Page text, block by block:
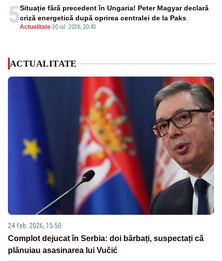
5Actualitate-30 iul. 2026, 20:45
Situație fără precedent în Ungaria! Peter Magyar declară
criză energetică după oprirea centralei de la Paks
ACTUALITATE
24 feb. 2026, 15:50
Complot dejucat în Serbia: doi bărbați, suspectați că
plănuiau asasinarea lui Vučić